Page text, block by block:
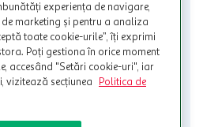
in Termene si Conditii. Auchan
utilizarii Cardului in perioada in
in perioada in care sunt efectuate
la sistemul de utilizarea al Cardului.
ne!
experiența de navigare,
marketing și pentru a analiza
toate cookie-urile”, îți exprimi
Poți gestiona în orice moment
accesând "Setări cookie-uri", iar
vizitează secțiunea
Politica de